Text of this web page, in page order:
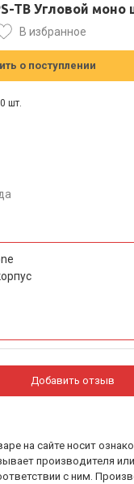
TB Угловой моно
В избранное
о поступлении
шт.
Добавить отзыв
на сайте носит
производителя
с ним.